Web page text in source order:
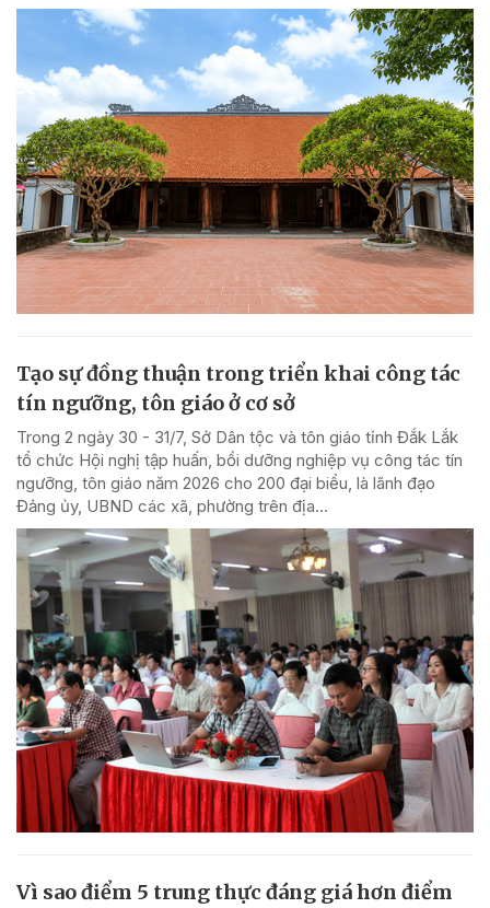
Tạo sự đồng thuận trong triển khai công tác
tín ngưỡng, tôn giáo ở cơ sở
Trong 2 ngày 30 - 31/7, Sở Dân tộc và tôn giáo tỉnh Đắk Lắk
tổ chức Hội nghị tập huấn, bồi dưỡng nghiệp vụ công tác tín
ngưỡng, tôn giáo năm 2026 cho 200 đại biểu, là lãnh đạo
Đảng ủy, UBND các xã, phường trên địa...
Vì sao điểm 5 trung thực đáng giá hơn điểm